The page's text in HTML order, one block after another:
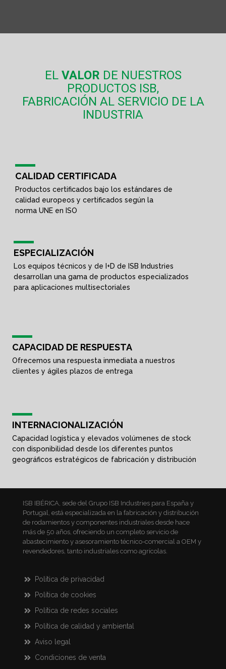
EL VALOR DE NUESTROS
PRODUCTOS ISB,
FABRICACIÓN AL SERVICIO DE LA
INDUSTRIA
CALIDAD CERTIFICADA
Productos certificados bajo los estándares de
calidad europeos y certificados según la
norma UNE en ISO
ESPECIALIZACIÓN
Los equipos técnicos y de I+D de ISB Industries
desarrollan una gama de productos especializados
para aplicaciones multisectoriales
CAPACIDAD DE RESPUESTA
Ofrecemos una respuesta inmediata a nuestros
clientes y ágiles plazos de entrega
INTERNACIONALIZACIÓN
Capacidad logística y elevados volúmenes de stock
con disponibilidad desde los diferentes puntos
geográficos estratégicos de fabricación y distribución
ISB IBÉRICA, sede del Grupo ISB Industries para España y
Portugal, está especializada en la fabricación y distribución
de rodamientos y componentes industriales desde hace
más de 50 años, ofreciendo un completo servicio de
abastecimiento y asesoramiento técnico-comercial a OEM y
revendedores, tanto industriales como agrícolas.
Política de privacidad
Política de cookies
Política de redes sociales
Política de calidad y ambiental
Aviso legal
Condiciones de venta